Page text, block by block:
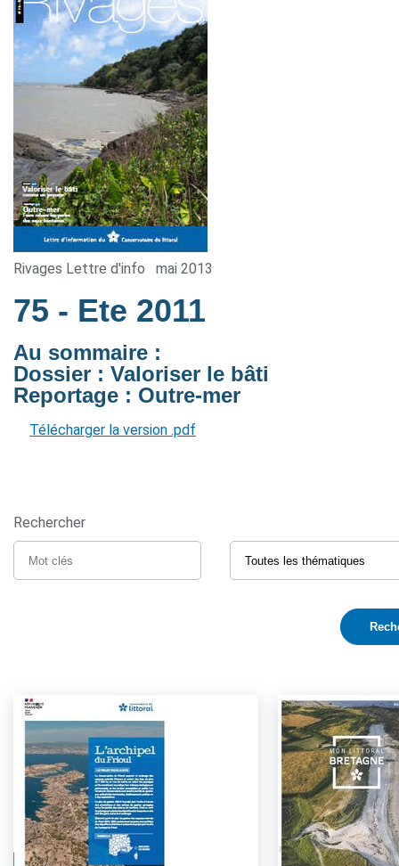
Rivages Lettre d'info mai 2013
75 - Ete 2011
Au sommaire :
Dossier : Valoriser le bâti
Reportage : Outre-mer
Télécharger la version .pdf
Rechercher